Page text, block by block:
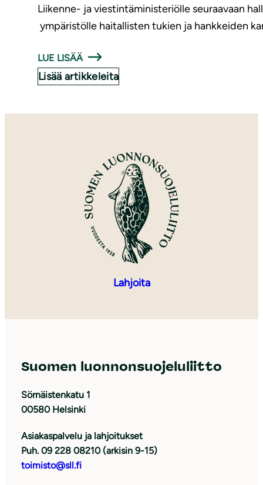
Liikenne- ja viestintäministeriölle seuraavaan
ympäristölle haitallisten tukien ja hankkeiden
LUE LISÄÄ
Lisää artikkeleita
Lahjoita
Suomen luonnonsuojeluliitto
Sörnäistenkatu 1
00580 Helsinki
Asiakaspalvelu ja lahjoitukset
Puh. 09 228 08210 (arkisin 9-15)
toimisto@sll.fi